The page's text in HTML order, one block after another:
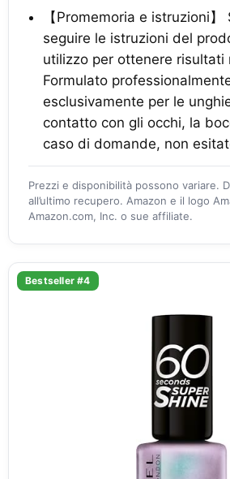
【Promemoria e istruzioni】
seguire le istruzioni del
utilizzo per ottenere risultati
Formulato
esclusivamente per le
contatto con gli occhi, la
caso di domande, non
Prezzi e disponibilità possono variare.
all’ultimo recupero. Amazon e il logo
Amazon.com, Inc. o sue affiliate.
Bestseller #4